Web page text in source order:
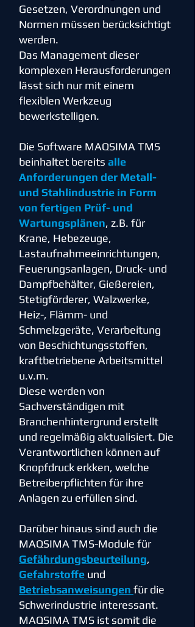
Gesetzen, Verordnungen und
Normen müssen berücksichtigt
werden.
Das Management dieser
komplexen Herausforderungen
lässt sich nur mit einem
flexiblen Werkzeug
bewerkstelligen.
Die Software MAQSIMA TMS
beinhaltet bereits alle
Anforderungen der Metall-
und Stahlindustrie in Form
von fertigen Prüf- und
Wartungsplänen, z.B. für
Krane, Hebezeuge,
Lastaufnahmeeinrichtungen,
Feuerungsanlagen, Druck- und
Dampfbehälter, Gießereien,
Stetigförderer, Walzwerke,
Heiz-, Flämm- und
Schmelzgeräte, Verarbeitung
von Beschichtungsstoffen,
kraftbetriebene Arbeitsmittel
u.v.m.
Diese werden von
Sachverständigen mit
Branchenhintergrund erstellt
und regelmäßig aktualisiert. Die
Verantwortlichen können auf
Knopfdruck erkken, welche
Betreiberpflichten für ihre
Anlagen zu erfüllen sind.
Darüber hinaus sind auch die
MAQSIMA TMS-Module für
Gefährdungsbeurteilung,
Gefahrstoffe und
Betriebsanweisungen für die
Schwerindustrie interessant.
MAQSIMA TMS ist somit die